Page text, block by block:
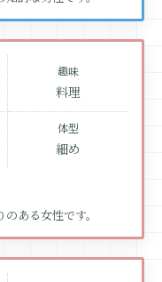
趣味
料理
体型
細め
ある女性です。